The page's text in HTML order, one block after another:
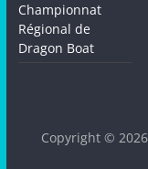
Championnat
Régional de
Dragon Boat
Copyright ©